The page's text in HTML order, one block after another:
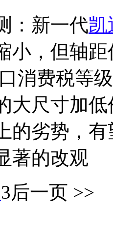
：新一代凯
小，但轴
消费税等
大尺寸加
的劣势，有
著的改观
3后一页 >>